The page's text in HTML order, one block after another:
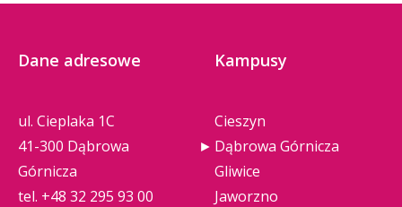
Dane adresowe
ul. Cieplaka 1C
41-300 Dąbrowa
Górnicza
tel. +48 32 295 93 00
Kampusy
Cieszyn
Dąbrowa Górnicza
Gliwice
Jaworzno